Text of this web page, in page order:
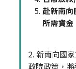
赴新南
所需資金
2. 新南向國
政院政策，